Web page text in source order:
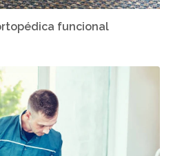
funcional